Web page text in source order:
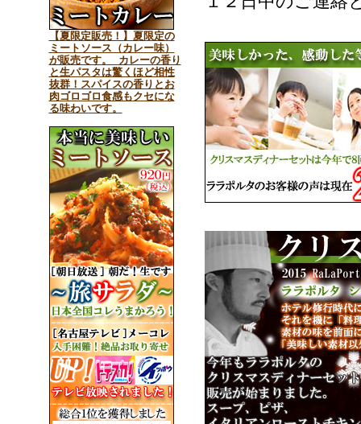
【夏限定販売！】夏限定の
ミートソース（カレー味）
が販売です。 カレーの香り
と生パスタは驚くほど相性
抜群！スパイスの香りとお
肉ゴロゴロ食感もクセにな
る味わいです。